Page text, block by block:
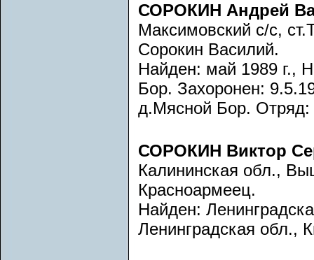
СОРОКИН Андрей
Максимовский с/с,
Сорокин Василий.
Найден: май 1989 г.,
Бор. Захоронен:
д.Мясной Бор. Отряд:
СОРОКИН Виктор
Калининская обл.,
Красноармеец.
Найден:
Ленинградская обл.,